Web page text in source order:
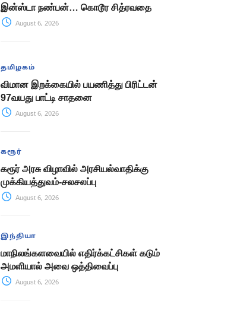
இன்ஸ்டா நண்பன்… கொடூர சித்ரவதை
August 6, 2026
தமிழகம்
விமான இறக்கையில் பயணித்து பிரிட்டன்
97வயது பாட்டி சாதனை
August 6, 2026
கரூர்
கரூர் அரசு விழாவில் அரசியல்வாதிக்கு
முக்கியத்துவம்-சலசலப்பு
August 6, 2026
இந்தியா
மாநிலங்களவையில் எதிர்க்கட்சிகள் கடும்
அமளியால் அவை ஒத்திவைப்பு
August 6, 2026